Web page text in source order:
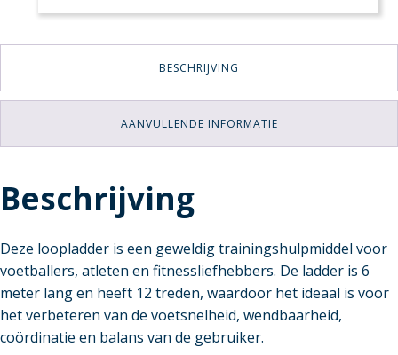
BESCHRIJVING
AANVULLENDE INFORMATIE
Beschrijving
Deze loopladder is een geweldig trainingshulpmiddel voor
voetballers, atleten en fitnessliefhebbers. De ladder is 6
meter lang en heeft 12 treden, waardoor het ideaal is voor
het verbeteren van de voetsnelheid, wendbaarheid,
coördinatie en balans van de gebruiker.